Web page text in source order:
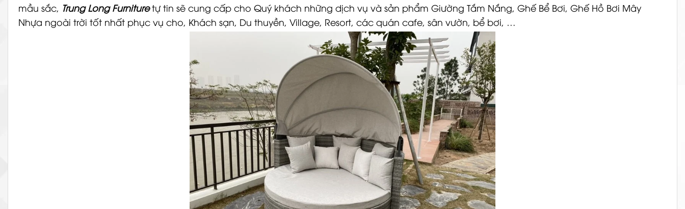
mầu sắc, Trung Long Furnituretự tin sẽ cung cấp cho Quý khách những dịch vụ và sản phẩm Giường Tắm Nắng, Ghế Bể Bơi, Ghế Hồ Bơi Mây
Nhựa ngoài trời tốt nhất phục vụ cho, Khách sạn, Du thuyền, Village, Resort, các quán cafe, sân vườn, bể bơi, …